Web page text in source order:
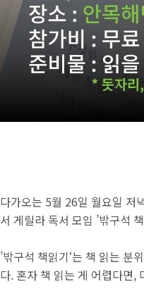
다가오는 5월 26일 월요일 저
서 게릴라 독서 모임 ’밖구석
’밖구석 책읽기‘는 책 읽는 분
다. 혼자 책 읽는 게 어렵다면,